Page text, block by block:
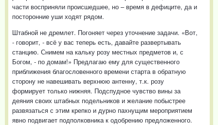
части восприняли происшедшее, но – время в дефиците, да и
посторонние уши ходят рядом.
Штабной не дремлет. Погоняет через уточнение задачи. «Вот,
- говорит, - всё у вас теперь есть, давайте развертывать
станцию. Снимем на кальку розу местных предметов и, с
Богом, - по домам!» Предлагаю ему для существенного
приближения благословенного времени старта в обратную
сторону не навешивать верхнюю антенну, т.к. розу
формирует только нижняя. Подспудное чувство вины за
деяния своих штабных подельников и желание побыстрее
развязаться с этим крепко и дурно пахнущим мероприятием
явно подвигает подполковника к одобрению предложенного.